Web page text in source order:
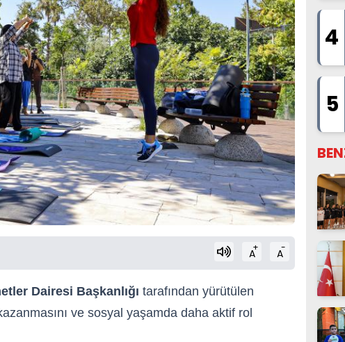
A+ A-
Dairesi Başkanlığı tarafından yürütülen
ve sosyal yaşamda daha aktif rol
4
5